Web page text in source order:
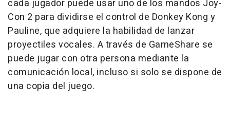
cada jugador puede usar uno de los mandos Joy-
Con 2 para dividirse el control de Donkey Kong y
Pauline, que adquiere la habilidad de lanzar
proyectiles vocales. A través de GameShare se
puede jugar con otra persona mediante la
comunicación local, incluso si solo se dispone de
una copia del juego.